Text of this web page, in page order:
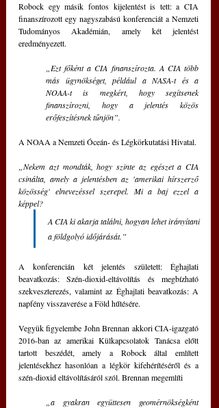
Robock egy másik fontos kijelentést is tett: a CIA
finanszírozott egy nagyszabású konferenciát a Nemzeti
Tudományos Akadémián, amely két jelentést
eredményezett.
„Ezt főként a CIA finanszírozta. A CIA több
más ügynökséget, például a NASA-t és a
NOAA-t is megkért, hogy segítsenek
finanszírozni, hogy a jelentés közös
erőfeszítésnek tűnjön”.
A NOAA a Nemzeti Óceán- és Légkörkutatási Hivatal.
„Nekem azt mondták, hogy szinte az egészet a CIA
csinálta, amely a jelentésben az 'amerikai hírszerző
közösség' elnevezéssel szerepel. Mi a baj ezzel a
képpel?
A CIA ki akarja találni, hogyan lehet irányítani
a földgolyó időjárását.”
A konferencián két jelentés született: Éghajlati
beavatkozás: Szén-dioxid-eltávolítás és megbízható
szekveszterezés, valamint az Éghajlati beavatkozás: A
napfény visszaverése a Föld hűtésére.
Vegyük figyelembe John Brennan akkori CIA-igazgató
2016-ban az amerikai Külkapcsolatok Tanácsa előtt
tartott beszédét, amely a Robock által említett
jelentésekhez hasonlóan a légkör kifehérítéséről és a
szén-dioxid eltávolításáról szól. Brennan megemlíti
„a gyakran együttesen geomérnökségként